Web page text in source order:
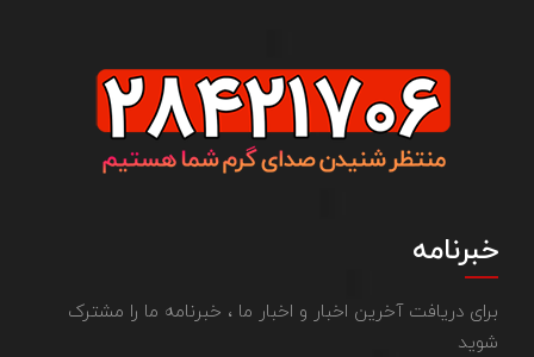
خبرنامه
برای دریافت آخرین اخبار و اخبار ما ، خبرنامه ما را مشترک
شوید